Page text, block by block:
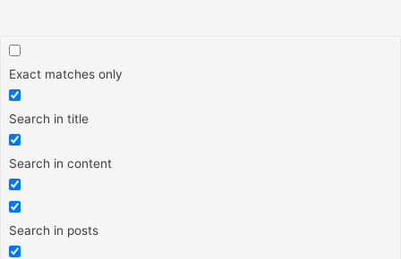
Exact matches only
Search in title
Search in content
Search in posts